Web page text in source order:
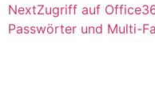
NextZugriff auf
Passwörter und Multi-